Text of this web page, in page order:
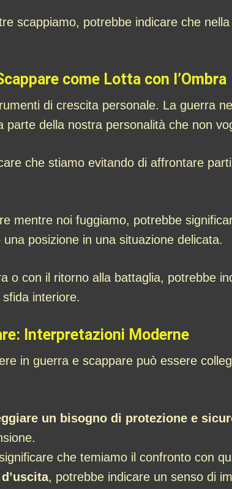
scappiamo, potrebbe indicare che
come Lotta con l’Ombra
di crescita personale. La guerra
della nostra personalità che non
che stiamo evitando di affrontare
mentre noi fuggiamo, potrebbe
posizione in una situazione delicata.
o con il ritorno alla battaglia, potrebbe
interiore.
Interpretazioni Moderne
in guerra e scappare può essere
un bisogno di protezione e
che temiamo il confronto con
, potrebbe indicare un senso di